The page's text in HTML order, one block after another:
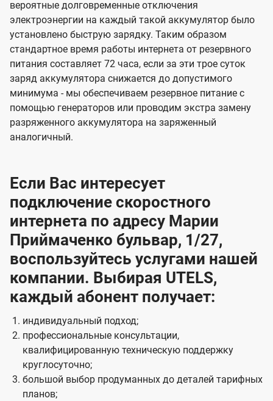
вероятные долговременные отключения
электроэнергии на каждый такой аккумулятор было
установлено быструю зарядку. Таким образом
стандартное время работы интернета от резервного
питания составляет 72 часа, если за эти трое суток
заряд аккумулятора снижается до допустимого
минимума - мы обеспечиваем резервное питание с
помощью генераторов или проводим экстра замену
разряженного аккумулятора на заряженный
аналогичный.
Если Вас интересует
подключение скоростного
интернета по адресу Марии
Приймаченко бульвар, 1/27,
воспользуйтесь услугами нашей
компании. Выбирая UTELS,
каждый абонент получает:
индивидуальный подход;
профессиональные консультации,
квалифицированную техническую поддержку
круглосуточно;
большой выбор продуманных до деталей тарифных
планов;